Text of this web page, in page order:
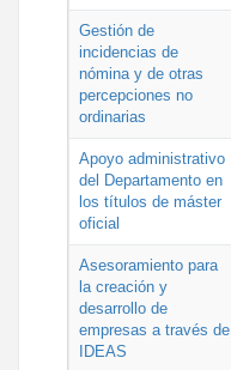
Gestión de
incidencias de
nómina y de otras
percepciones no
ordinarias
Apoyo administrativo
del Departamento en
los títulos de máster
oficial
Asesoramiento para
la creación y
desarrollo de
empresas a través de
IDEAS